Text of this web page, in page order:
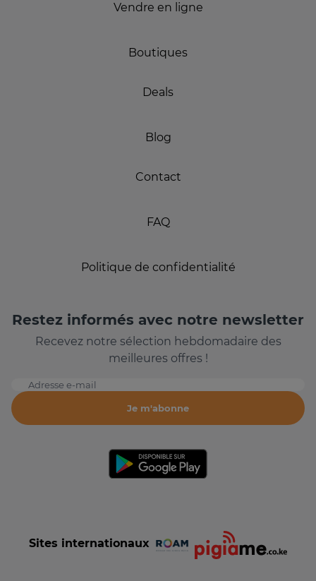
Vendre en ligne
Boutiques
Deals
Blog
Contact
FAQ
Politique de confidentialité
Restez informés avec notre newsletter
Recevez notre sélection hebdomadaire des
meilleures offres !
Adresse e-mail
Je m'abonne
Sites internationaux